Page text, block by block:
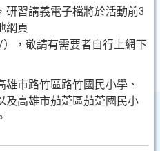
研習講義電子檔將於活動前3
網頁
，敬請有需要者自行上網下
市路竹區路竹國民小學、
及高雄市茄萣區茄萣國民小